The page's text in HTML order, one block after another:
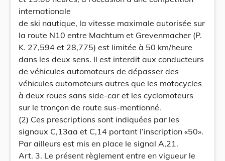
internationale
de ski nautique, la vitesse maximale autorisée sur
la route N10 entre Machtum et Grevenmacher (P.
K. 27,594 et 28,775) est limitée à 50 km/heure
dans les deux sens. Il est interdit aux conducteurs
de véhicules automoteurs de dépasser des
véhicules automoteurs autres que les motocycles
à deux roues sans side-car et les cyclomoteurs
sur le tronçon de route sus-mentionné.
(2) Ces prescriptions sont indiquées par les
signaux C,13aa et C,14 portant l’inscription «50».
Par ailleurs est mis en place le signal A,21.
Art. 3. Le présent règlement entre en vigueur le